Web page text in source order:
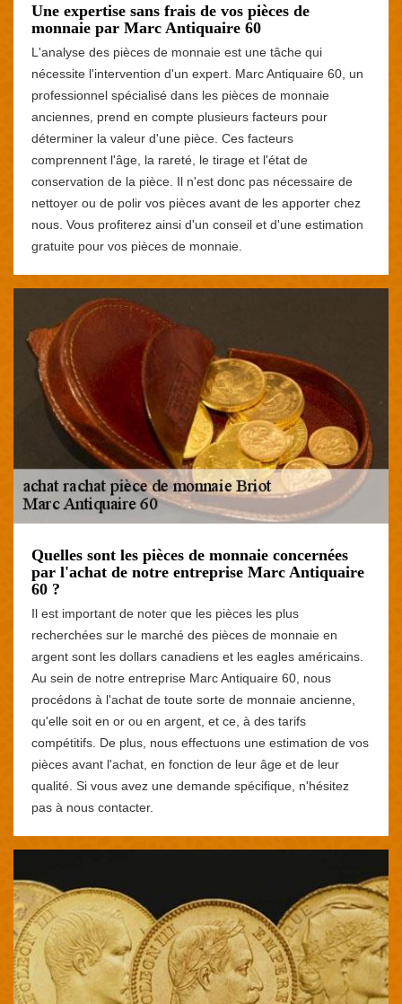
Une expertise sans frais de vos pièces de
monnaie par Marc Antiquaire 60
L'analyse des pièces de monnaie est une tâche qui
nécessite l'intervention d'un expert. Marc Antiquaire 60, un
professionnel spécialisé dans les pièces de monnaie
anciennes, prend en compte plusieurs facteurs pour
déterminer la valeur d'une pièce. Ces facteurs
comprennent l'âge, la rareté, le tirage et l'état de
conservation de la pièce. Il n'est donc pas nécessaire de
nettoyer ou de polir vos pièces avant de les apporter chez
nous. Vous profiterez ainsi d'un conseil et d'une estimation
gratuite pour vos pièces de monnaie.
Quelles sont les pièces de monnaie concernées
par l'achat de notre entreprise Marc Antiquaire
60 ?
Il est important de noter que les pièces les plus
recherchées sur le marché des pièces de monnaie en
argent sont les dollars canadiens et les eagles américains.
Au sein de notre entreprise Marc Antiquaire 60, nous
procédons à l'achat de toute sorte de monnaie ancienne,
qu'elle soit en or ou en argent, et ce, à des tarifs
compétitifs. De plus, nous effectuons une estimation de vos
pièces avant l'achat, en fonction de leur âge et de leur
qualité. Si vous avez une demande spécifique, n'hésitez
pas à nous contacter.